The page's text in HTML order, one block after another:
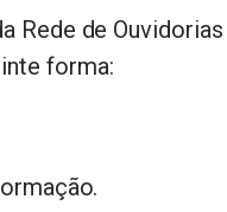
Rede de Ouvidorias
forma: